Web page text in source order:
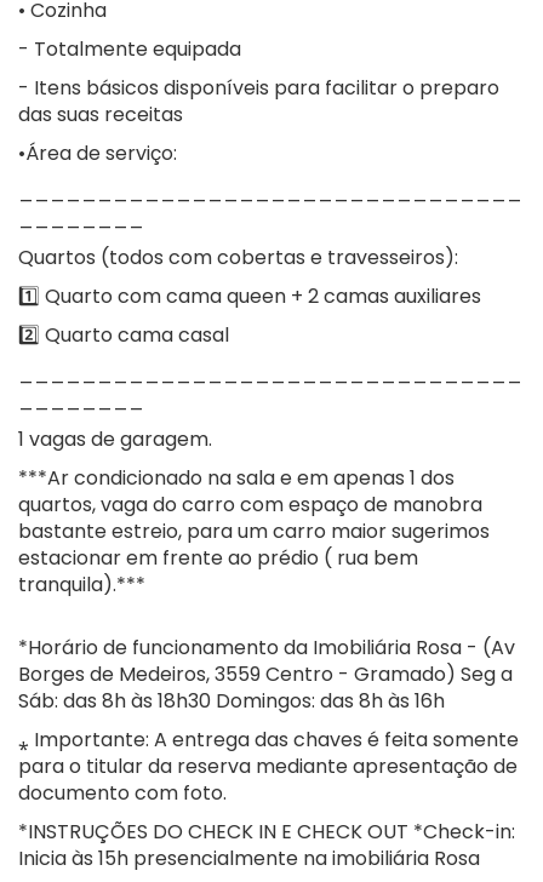
• Cozinha
- Totalmente equipada
- Itens básicos disponíveis para facilitar o preparo
das suas receitas
•Área de serviço:
Quartos (todos com cobertas e travesseiros):
1️⃣ Quarto com cama queen + 2 camas auxiliares
2️⃣ Quarto cama casal
1 vagas de garagem.
***Ar condicionado na sala e em apenas 1 dos
quartos, vaga do carro com espaço de manobra
bastante estreio, para um carro maior sugerimos
estacionar em frente ao prédio ( rua bem
tranquila).***
*Horário de funcionamento da Imobiliária Rosa - (Av
Borges de Medeiros, 3559 Centro - Gramado) Seg a
Sáb: das 8h às 18h30 Domingos: das 8h às 16h
⁎ Importante: A entrega das chaves é feita somente
para o titular da reserva mediante apresentação de
documento com foto.
*INSTRUÇÕES DO CHECK IN E CHECK OUT *Check-in:
Inicia às 15h presencialmente na imobiliária Rosa